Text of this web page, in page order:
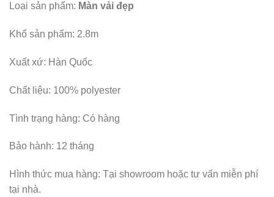
Loại sản phẩm: Màn vải đẹp
Khổ sản phẩm: 2.8m
Xuất xứ: Hàn Quốc
Chất liệu: 100% polyester
Tình trạng hàng: Có hàng
Bảo hành: 12 tháng
Hình thức mua hàng: Tại showroom hoặc tư vấn miễn phí
tại nhà.